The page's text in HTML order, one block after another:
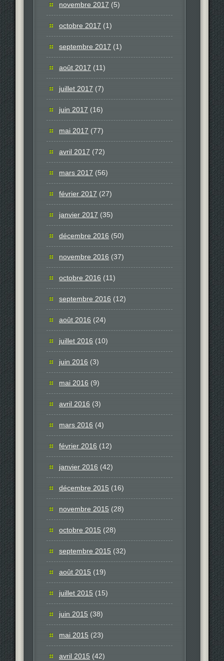
novembre 2017 (5)
octobre 2017 (1)
septembre 2017 (1)
août 2017 (11)
juillet 2017 (7)
juin 2017 (16)
mai 2017 (77)
avril 2017 (72)
mars 2017 (56)
février 2017 (27)
janvier 2017 (35)
décembre 2016 (50)
novembre 2016 (37)
octobre 2016 (11)
septembre 2016 (12)
août 2016 (24)
juillet 2016 (10)
juin 2016 (3)
mai 2016 (9)
avril 2016 (3)
mars 2016 (4)
février 2016 (12)
janvier 2016 (42)
décembre 2015 (16)
novembre 2015 (28)
octobre 2015 (28)
septembre 2015 (32)
août 2015 (19)
juillet 2015 (15)
juin 2015 (38)
mai 2015 (23)
avril 2015 (42)